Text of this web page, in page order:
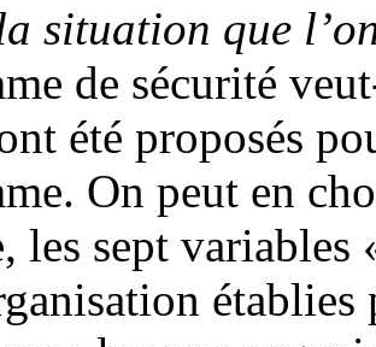
situation que
de sécurité
été proposés
On peut en
les sept